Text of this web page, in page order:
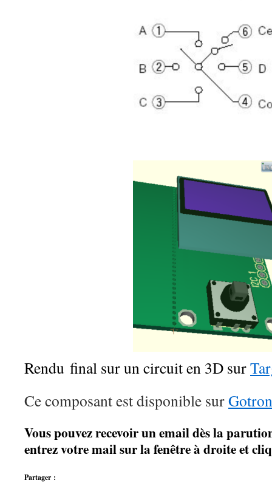
Rendu final sur un circuit en 3D sur
Ce composant est disponible sur
Vous pouvez recevoir un email dès la
entrez votre mail sur la fenêtre à droite et
Partager :